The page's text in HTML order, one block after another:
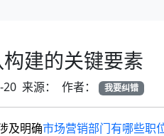
建的关键要素
20 来源： 作者： 我要纠错
及明确市场营销部门有哪些职